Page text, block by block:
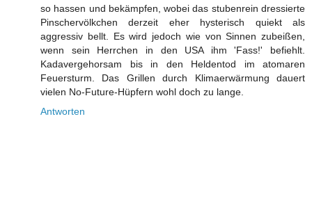
so hassen und bekämpfen, wobei das stubenrein dressierte
Pinschervölkchen derzeit eher hysterisch quiekt als
aggressiv bellt. Es wird jedoch wie von Sinnen zubeißen,
wenn sein Herrchen in den USA ihm 'Fass!' befiehlt.
Kadavergehorsam bis in den Heldentod im atomaren
Feuersturm. Das Grillen durch Klimaerwärmung dauert
vielen No-Future-Hüpfern wohl doch zu lange.
Antworten